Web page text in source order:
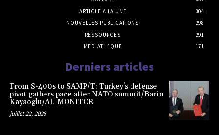
ARTICLE A LA UNE
304
NOUVELLES PUBLICATIONS
298
RESSOURCES
291
MEDIATHEQUE
171
Derniers articles
From S-400s to SAMP/T: Turkey’s defense
pivot gathers pace after NATO summit/Barin
Kayaoglu/AL-MONITOR
juillet 22, 2026